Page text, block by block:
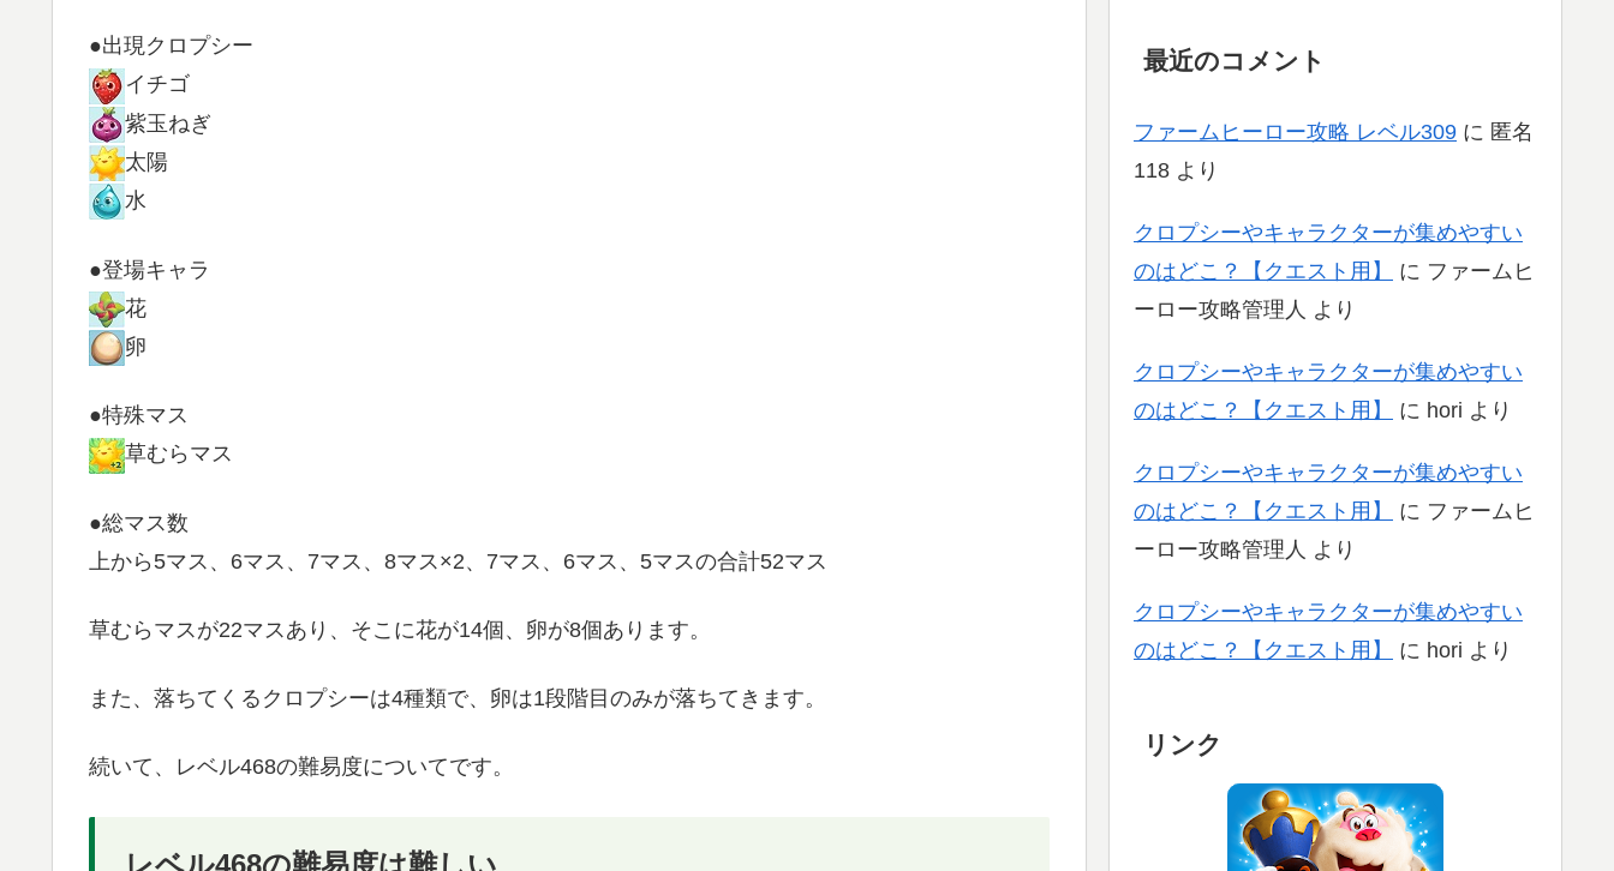
●出現クロプシー
イチゴ
紫玉ねぎ
太陽
水
●登場キャラ
花
卵
●特殊マス
草むらマス
●総マス数
上から5マス、6マス、7マス、8マス×2、7マス、6マス、5マスの合計52マス
草むらマスが22マスあり、そこに花が14個、卵が8個あります。
また、落ちてくるクロプシーは4種類で、卵は1段階目のみが落ちてきます。
続いて、レベル468の難易度についてです。
レベル468の難易度は難しい
最近のコメント
ファームヒーロー攻略 レベル309 に 匿名
118 より
クロプシーやキャラクターが集めやすい
のはどこ？【クエスト用】
に ファームヒ
ーロー攻略管理人 より
クロプシーやキャラクターが集めやすい
のはどこ？【クエスト用】
に hori より
クロプシーやキャラクターが集めやすい
のはどこ？【クエスト用】
に ファームヒ
ーロー攻略管理人 より
クロプシーやキャラクターが集めやすい
のはどこ？【クエスト用】
に hori より
リンク